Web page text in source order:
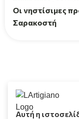
Οι νηστίσιμες
Σαρακοστή
Αυτή η